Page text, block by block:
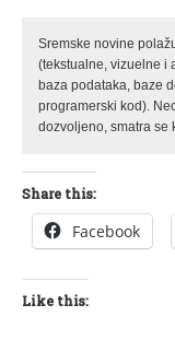
Sremske novine
(tekstualne, vizuelne i
baza podataka, baze
programerski kod).
dozvoljeno, smatra se
Share this:
Facebook
Like this: